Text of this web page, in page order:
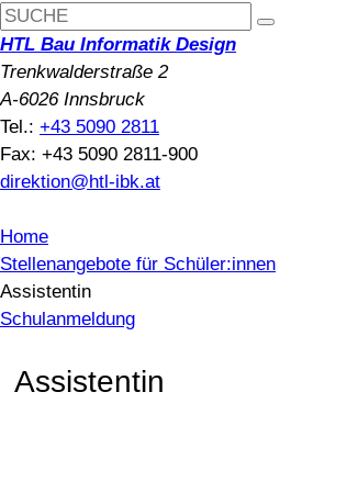
HTL Bau Informatik Design
Trenkwalderstraße 2
A-6026 Innsbruck
Tel.: +43 5090 2811
Fax: +43 5090 2811-900
direktion@htl-ibk.at
Home
Stellenangebote für Schüler:innen
Assistentin
Schulanmeldung
Assistentin